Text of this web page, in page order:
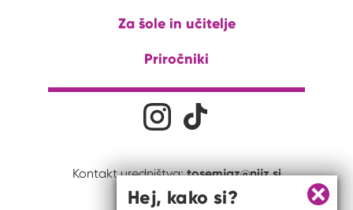
Za šole in učitelje
Priročniki
Družabna omrežja
Kontakt uredništva:tosemjaz@nijz.si
Zapri
Hej, kako si?